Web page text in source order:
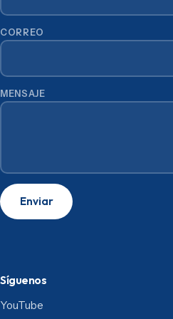
CORREO
MENSAJE
Enviar
Síguenos
YouTube